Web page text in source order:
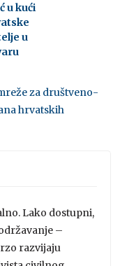
u kući
u
za društveno-
hrvatskih
Lako dostupni,
–
razvijaju